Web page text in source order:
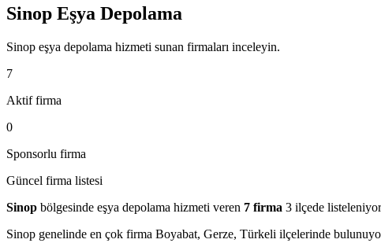
Sinop Eşya Depolama
Sinop eşya depolama hizmeti sunan firmaları inceleyin.
7
Aktif firma
0
Sponsorlu firma
Güncel firma listesi
Sinop bölgesinde eşya depolama hizmeti veren 7 firma 3 ilçede
Sinop genelinde en çok firma Boyabat, Gerze, Türkeli ilçelerinde